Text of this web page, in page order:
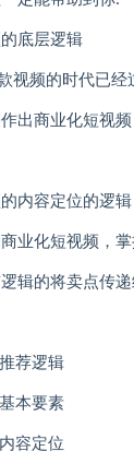
底层逻辑
视频的时代已
出商业化短视
内容定位的逻
业化短视频，
辑的将卖点传
荐逻辑
本要素
容定位